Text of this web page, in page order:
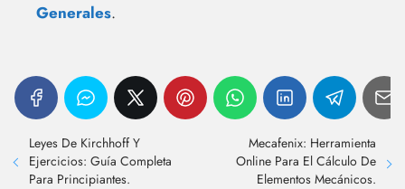
Generales.
Leyes De Kirchhoff Y
Ejercicios: Guía Completa
Para Principiantes.
Mecafenix: Herramienta
Online Para El Cálculo De
Elementos Mecánicos.